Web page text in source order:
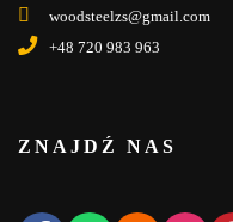
woodsteelzs@gmail.com
+48 720 983 963
ZNAJDŹ NAS